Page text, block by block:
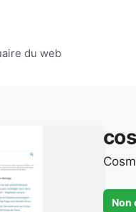
du web
Non